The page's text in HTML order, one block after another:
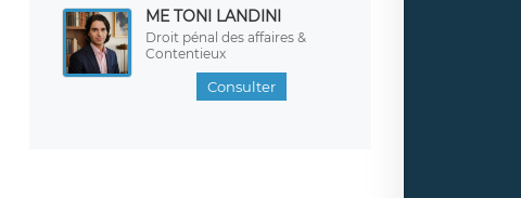
ME TONI LANDINI
Droit pénal des affaires &
Contentieux
Consulter